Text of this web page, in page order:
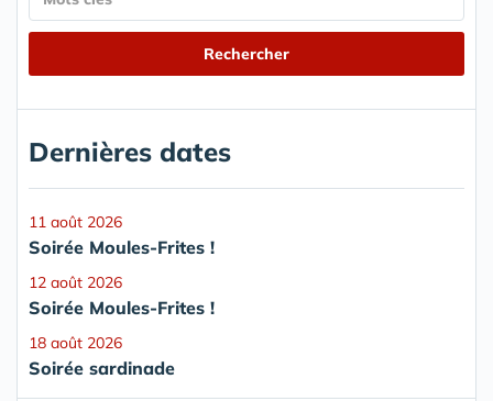
Dernières dates
11 août 2026
Soirée Moules-Frites !
12 août 2026
Soirée Moules-Frites !
18 août 2026
Soirée sardinade